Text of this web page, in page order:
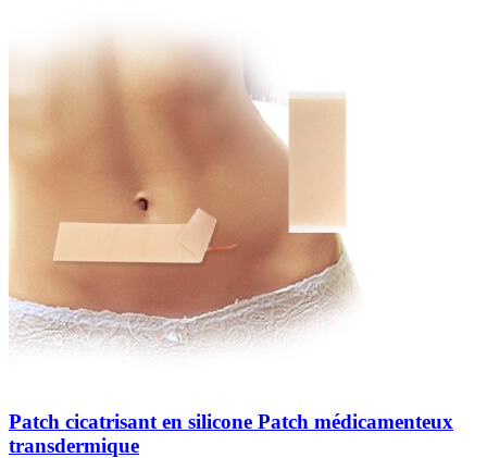
Patch cicatrisant en silicone Patch médicamenteux
transdermique